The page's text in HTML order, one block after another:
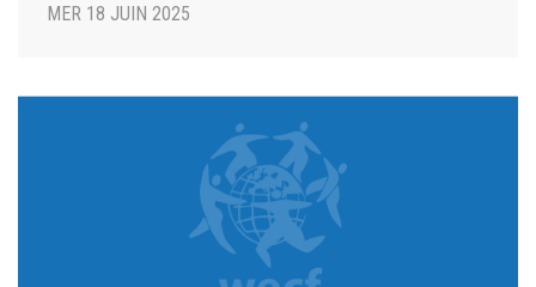
MER 18 JUIN 2025